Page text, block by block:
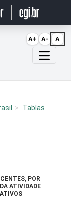
Tablas
POR
ATIVIDADE
A+ A- A